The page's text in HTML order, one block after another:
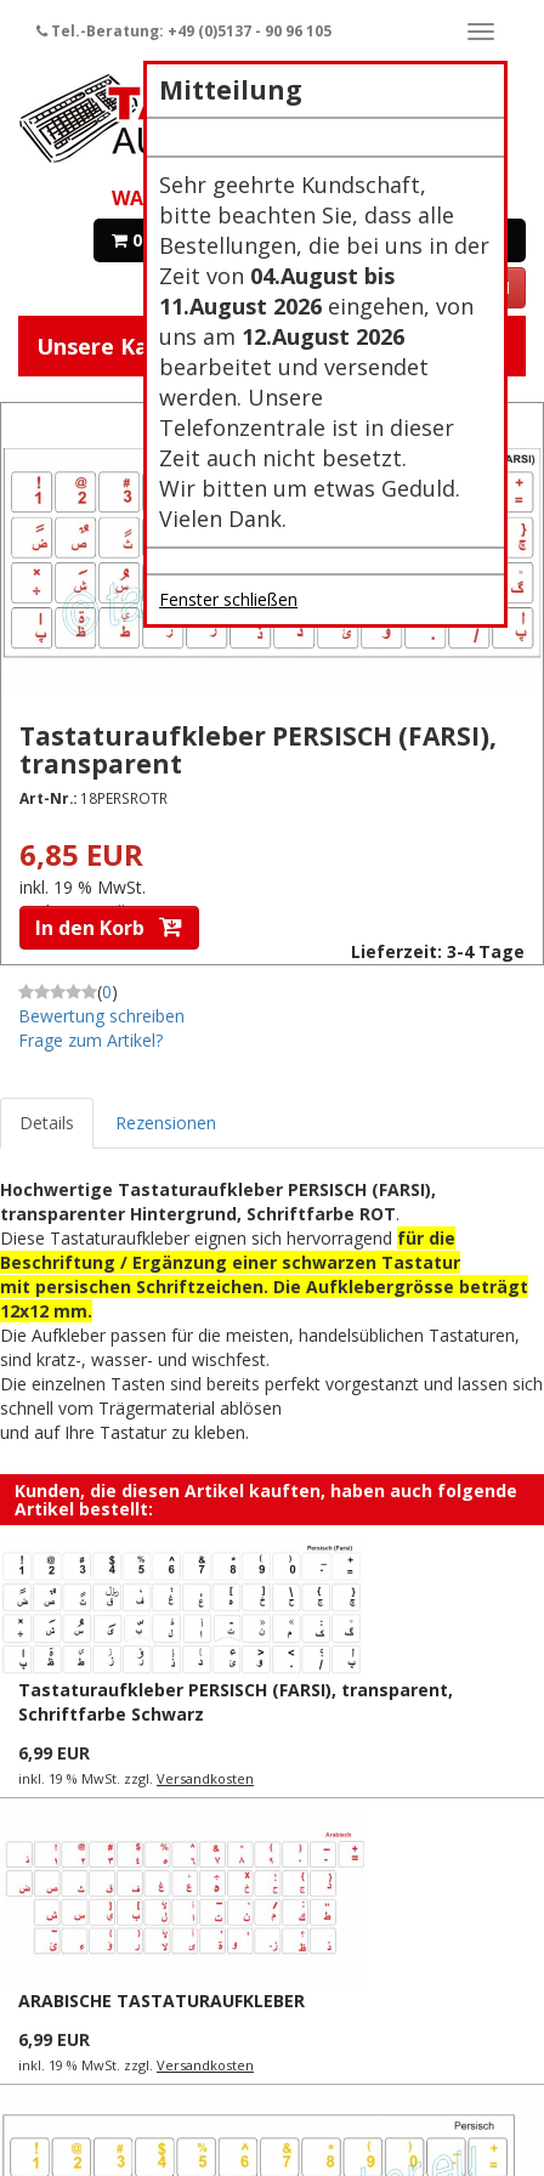
Mitteilung
Sehr geehrte Kundschaft,
bitte beachten Sie, dass alle
Bestellungen, die bei uns in der
Zeit von 04.August bis
11.August 2026 eingehen, von
uns am 12.August 2026
bearbeitet und versendet
werden. Unsere
Telefonzentrale ist in dieser
Zeit auch nicht besetzt.
Wir bitten um etwas Geduld.
Vielen Dank.
Fenster schließen
ein-/
Tel.-Beratung: +49 (0)5137 - 90 96 105
WARENKORB
0 Artikel 0,00€ Zur Kasse
VERTRAG WIDERRUFEN
ein/
Unsere Kategorien:
Tastaturaufkleber PERSISCH (FARSI),
transparent
Art-Nr.: 18PERSROTR
6,85 EUR
inkl. 19 % MwSt.
zzgl.Versandkosten
Lieferzeit: 3-4 Tage
In den Korb
(0)
Bewertung schreiben
Frage zum Artikel?
Details Rezensionen
Hochwertige Tastaturaufkleber PERSISCH (FARSI),
transparenter Hintergrund, Schriftfarbe ROT.
Diese Tastaturaufkleber eignen sich hervorragend für die
Beschriftung / Ergänzung einer schwarzen Tastatur
mit persischen Schriftzeichen. Die Aufklebergrösse beträgt
12x12 mm.
Die Aufkleber passen für die meisten, handelsüblichen Tastaturen,
sind kratz-, wasser- und wischfest.
Die einzelnen Tasten sind bereits perfekt vorgestanzt und lassen sich
schnell vom Trägermaterial ablösen
und auf Ihre Tastatur zu kleben.
Kunden, die diesen Artikel kauften, haben auch folgende
Artikel bestellt:
Tastaturaufkleber PERSISCH (FARSI), transparent,
Schriftfarbe Schwarz
6,99 EUR
inkl. 19 % MwSt. zzgl. Versandkosten
ARABISCHE TASTATURAUFKLEBER
6,99 EUR
inkl. 19 % MwSt. zzgl. Versandkosten